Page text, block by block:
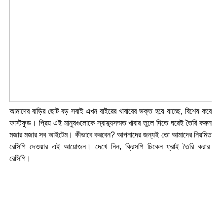
আমাদের বাড়ির ছোট বড় সবাই এখন বাইরের খাবারের ভক্ত হয়ে যাচ্ছে, বিশেষ করে
ফাস্টফুড। প্রিয় এই মানুষগুলোকে স্বাস্থ্যসম্মত খাবার তুলে দিতে ঘরেই তৈরি করুন
মজার মজার সব আইটেম। কীভাবে করবেন? আপনাদের জন্যই তো আমাদের নিয়মিত
রেসিপি দেওয়ার এই আয়োজন। দেখে নিন, ক্রিসপি চিকেন ফ্রাই তৈরি করার
রেসিপি।